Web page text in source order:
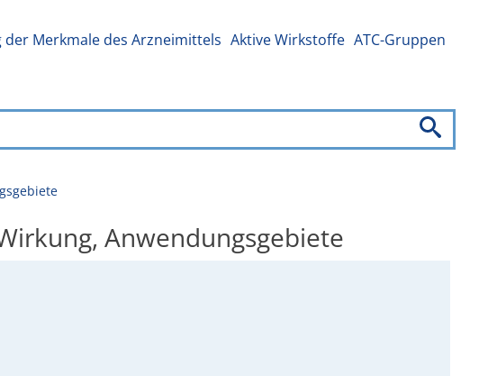
der Merkmale des Arzneimittels Aktive Wirkstoffe ATC-Gruppen
Anwendungsgebiete